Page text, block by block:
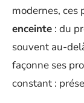
modernes, ces
enceinte : du
souvent au-
façonne ses
constant :